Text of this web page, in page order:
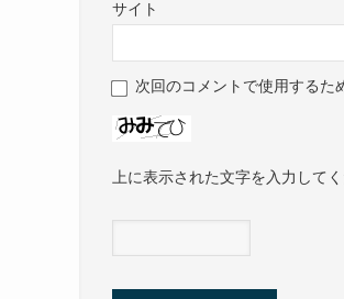
サイト
次回のコメントで使用するた
上に表示された文字を入力してく